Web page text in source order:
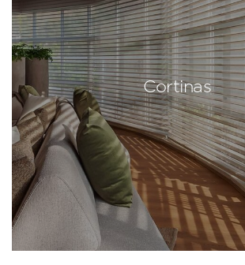
Cortinas